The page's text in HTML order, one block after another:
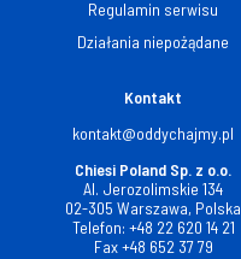
Regulamin serwisu
Działania niepożądane
Kontakt
kontakt@oddychajmy.pl
Chiesi Poland Sp. z o.o.
Al. Jerozolimskie 134
02-305 Warszawa, Polska
Telefon: +48 22 620 14 21
Fax+48 652 37 79